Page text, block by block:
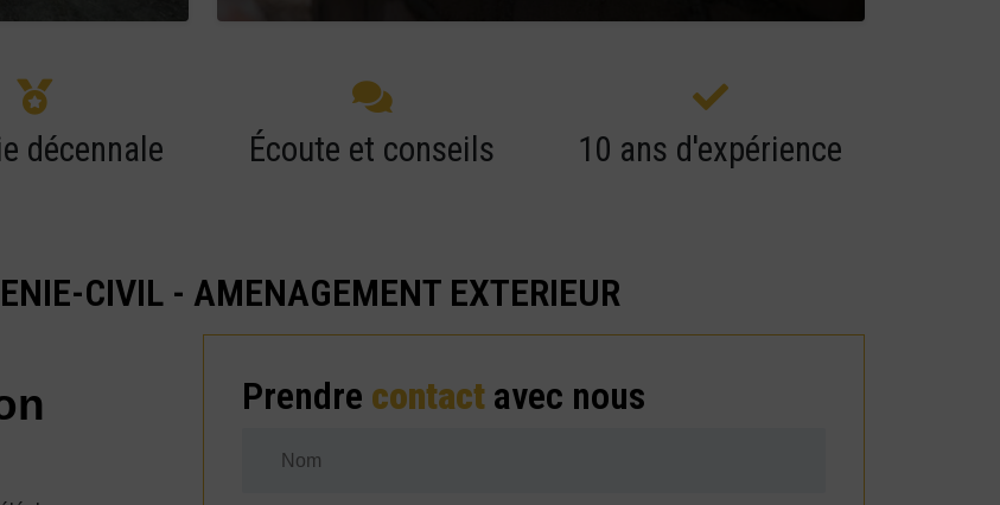
décennale Écoute et conseils 10 ans d'expérience
CIVIL - AMENAGEMENT EXTERIEUR
Prendre contact avec nous